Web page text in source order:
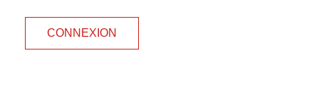
CONNEXION